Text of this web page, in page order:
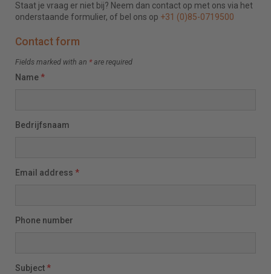
Staat je vraag er niet bij? Neem dan contact op met ons via het
onderstaande formulier, of bel ons op +31 (0)85-0719500
Contact form
Fields marked with an *are required
Name *
Bedrijfsnaam
Email address *
Phone number
Subject *